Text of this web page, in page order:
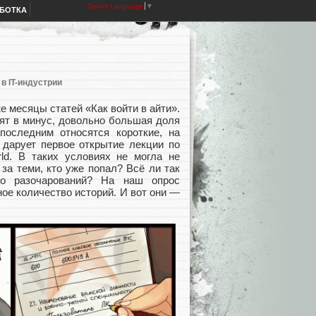
Select Language ▼
IT-индустрии
статей «Как войти в айти».
в минус, довольно большая доля
относятся короткие, на
первое открытие лекции по
В таких условиях не могла не
теми, кто уже попал? Всё ли так
разочарований? На наш опрос
количество историй. И вот они —